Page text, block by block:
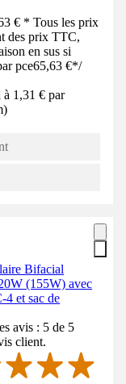
€ * Tous les prix
des prix TTC,
en sus si
pce65,63 €*/
à 1,31 € par
)
Bifacial
(155W) avec
4 et sac de
avis : 5 de 5
client.